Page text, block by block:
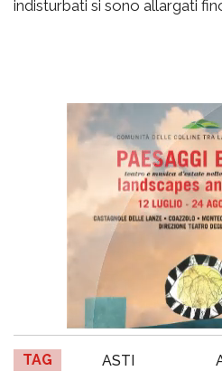
indisturbati si sono allargati
TAG ASTI